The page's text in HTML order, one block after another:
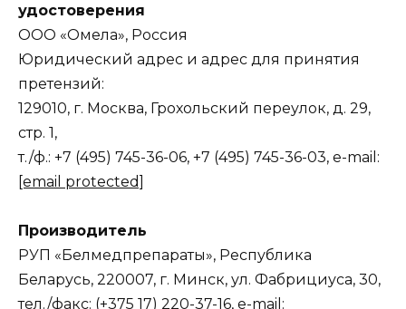
удостоверения
ООО «Омела», Россия
Юридический адрес и адрес для принятия
претензий:
129010, г. Москва, Грохольский переулок, д. 29,
стр. 1,
т./ф.: +7 (495) 745-36-06, +7 (495) 745-36-03, e-mail:
[email protected]
Производитель
РУП «Белмедпрепараты», Республика
Беларусь, 220007, г. Минск, ул. Фабрициуса, 30,
тел./факс: (+375 17) 220-37-16, e-mail: